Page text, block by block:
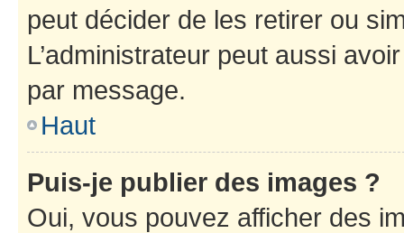
peut décider de les retirer ou
L’administrateur peut aussi
par message.
Haut
Puis-je publier des images ?
Oui, vous pouvez afficher des